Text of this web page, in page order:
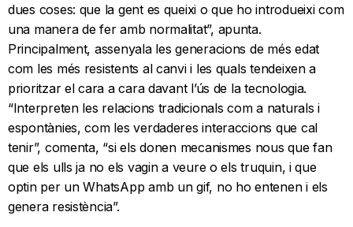
dues coses: que la gent es queixi o que ho introdueixi com
una manera de fer amb normalitat”, apunta.
Principalment, assenyala les generacions de més edat
com les més resistents al canvi i les quals tendeixen a
prioritzar el cara a cara davant l’ús de la tecnologia.
“Interpreten les relacions tradicionals com a naturals i
espontànies, com les verdaderes interaccions que cal
tenir”, comenta, “si els donen mecanismes nous que fan
que els ulls ja no els vagin a veure o els truquin, i que
optin per un WhatsApp amb un gif, no ho entenen i els
genera resistència”.